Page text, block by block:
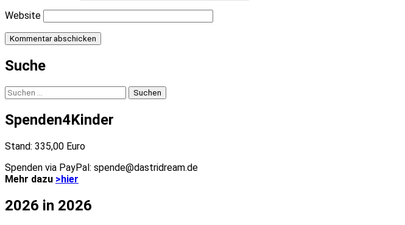
Website
Suche
Suchen
nach:
Spenden4Kinder
Stand: 335,00 Euro
Spenden via PayPal: spende@dastridream.de
Mehr dazu >hier
2026 in 2026